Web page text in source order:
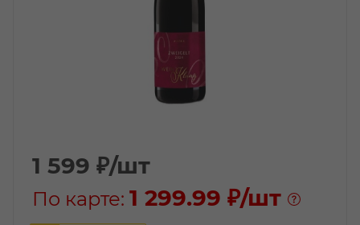
1 599 ₽/шт
По карте: 1 299.99 ₽/шт